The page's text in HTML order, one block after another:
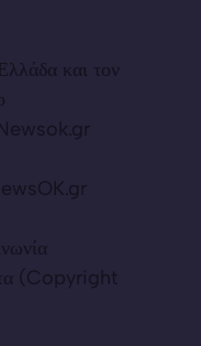
και τον
(Copyright